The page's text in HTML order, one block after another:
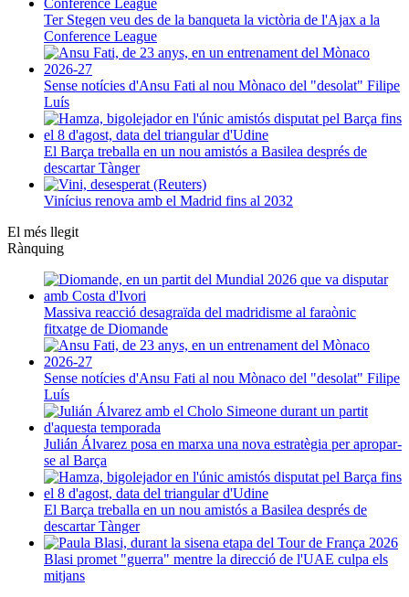
Ter Stegen veu des de la banqueta la victòria de l'Ajax a la
Conference League
Sense notícies d'Ansu Fati al nou Mònaco del "desolat" Filipe
Luís
El Barça treballa en un nou amistós a Basilea després de
descartar Tànger
Vinícius renova amb el Madrid fins al 2032
El més llegit
Rànquing
Massiva reacció desagraïda del madridisme al faraònic
fitxatge de Diomande
Sense notícies d'Ansu Fati al nou Mònaco del "desolat" Filipe
Luís
Julián Álvarez posa en marxa una nova estratègia per apropar-
se al Barça
El Barça treballa en un nou amistós a Basilea després de
descartar Tànger
Blasi promet "guerra" mentre la direcció de l'UAE culpa els
mitjans